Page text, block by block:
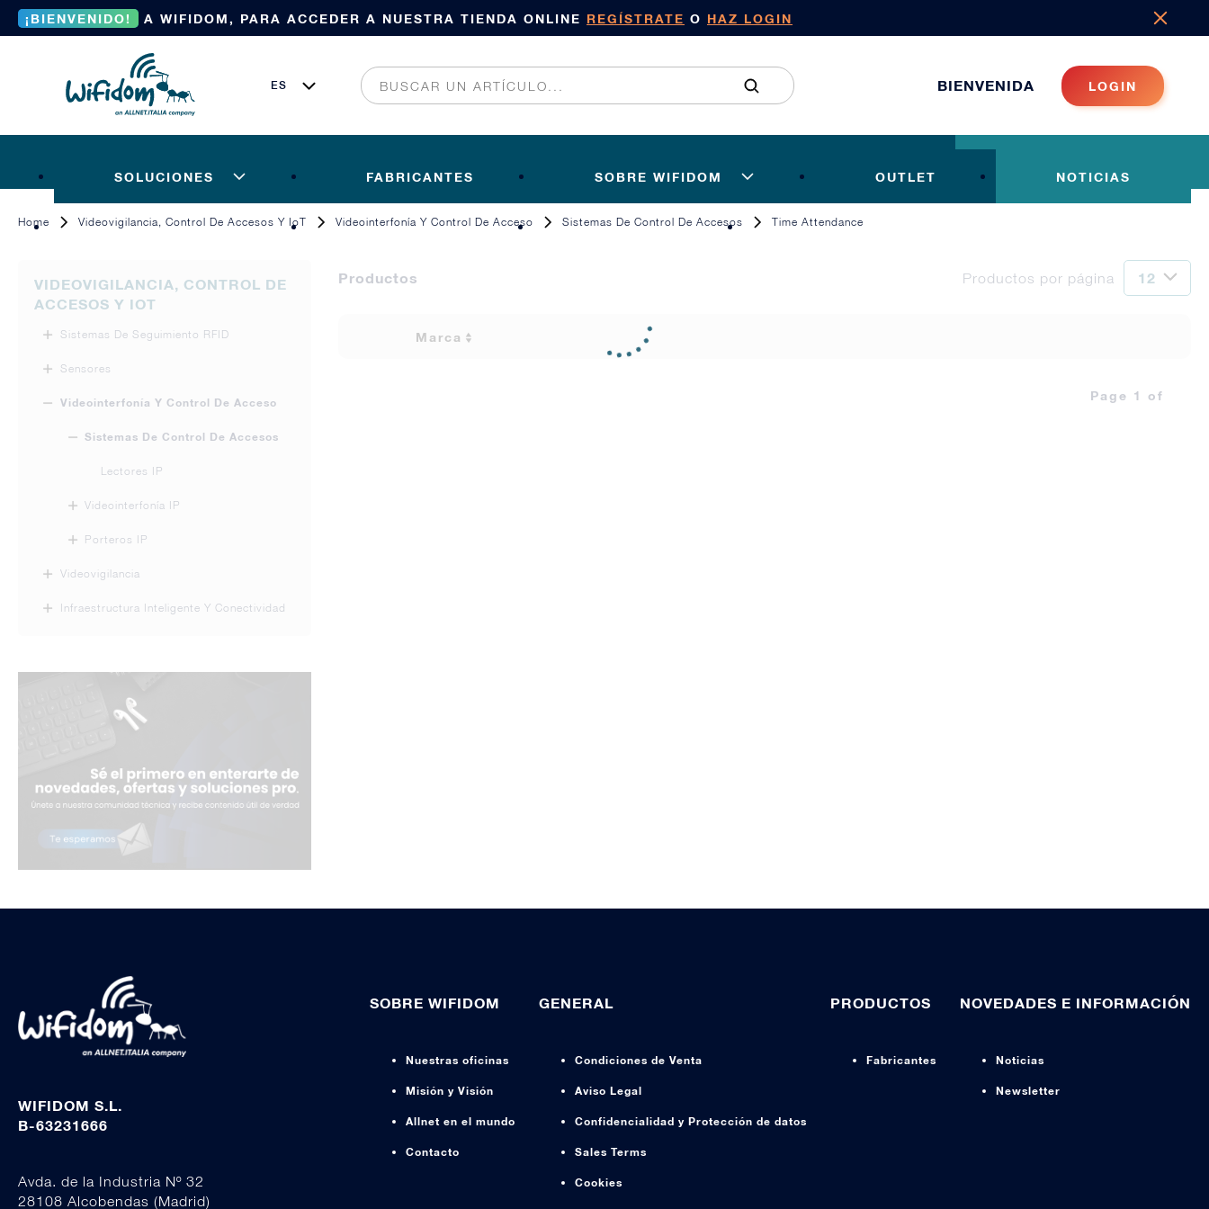
¡BIENVENIDO! A WIFIDOM, PARA ACCEDER A NUESTRA TIENDA ONLINE REGÍSTRATE O HAZ LOGIN
BIENVENIDA LOGIN
SOLUCIONES FABRICANTES SOBRE WIFIDOM OUTLET NOTICIAS
Home Videovigilancia, Control De Accesos Y IoT Videointerfonía Y Control De Acceso Sistemas De Control De Accesos Time Attendance
VIDEOVIGILANCIA, CONTROL DE
ACCESOS Y IOT
Sistemas De Seguimiento RFID
Sensores
Videointerfonía Y Control De Acceso
Sistemas De Control De Accesos
Lectores IP
Videointerfonía IP
Porteros IP
Videovigilancia
Infraestructura Inteligente Y Conectividad
Productos Productos por página
Marca
Page 1 of
WIFIDOM S.L.
B-63231666
Avda. de la Industria Nº 32
28108 Alcobendas (Madrid)
SOBRE WIFIDOM
Nuestras oficinas
Misión y Visión
Allnet en el mundo
Contacto
GENERAL
Condiciones de Venta
Aviso Legal
Confidencialidad y Protección de datos
Sales Terms
Cookies
PRODUCTOS
Fabricantes
NOVEDADES E INFORMACIÓN
Noticias
Newsletter